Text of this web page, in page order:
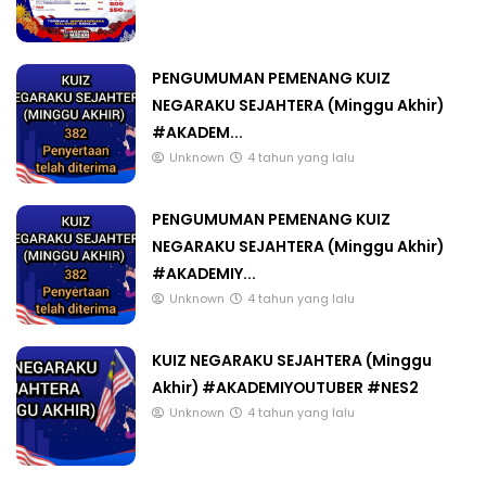
PENGUMUMAN PEMENANG KUIZ
NEGARAKU SEJAHTERA (Minggu Akhir)
#AKADEM...
Unknown 4 tahun yang lalu
PENGUMUMAN PEMENANG KUIZ
NEGARAKU SEJAHTERA (Minggu Akhir)
#AKADEMIY...
Unknown 4 tahun yang lalu
KUIZ NEGARAKU SEJAHTERA (Minggu
Akhir) #AKADEMIYOUTUBER #NES2
Unknown 4 tahun yang lalu